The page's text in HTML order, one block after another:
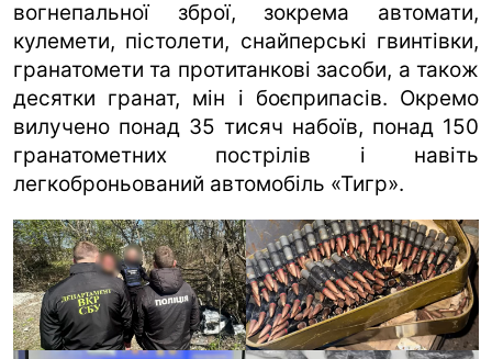
вогнепальної зброї, зокрема автомати,
кулемети, пістолети, снайперські гвинтівки,
гранатомети та протитанкові засоби, а також
десятки гранат, мін і боєприпасів. Окремо
вилучено понад 35 тисяч набоїв, понад 150
гранатометних пострілів і навіть
легкоброньований автомобіль «Тигр».